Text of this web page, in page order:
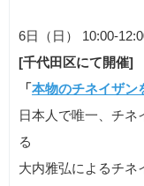
6日（日） 10:00-
[千代田区にて開催]
「本物のチネイザン
日本人で唯一、チネ
る
大内雅弘によるチネ